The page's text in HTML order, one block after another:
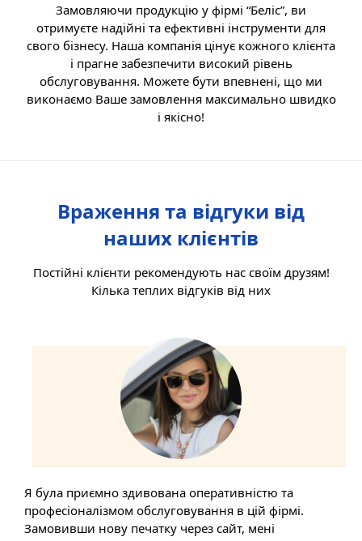
Замовляючи продукцію у фірмі “Беліс”, ви
отримуєте надійні та ефективні інструменти для
свого бізнесу. Наша компанія цінує кожного клієнта
і прагне забезпечити високий рівень
обслуговування. Можете бути впевнені, що ми
виконаємо Ваше замовлення максимально швидко
і якісно!
Враження та відгуки від
наших клієнтів
Постійні клієнти рекомендують нас своїм друзям!
Кілька теплих відгуків від них
Я була приємно здивована оперативністю та
професіоналізмом обслуговування в цій фірмі.
Замовивши нову печатку через сайт, мені